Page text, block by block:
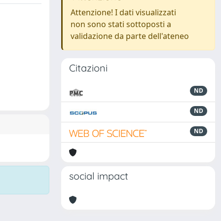
Attenzione! I dati visualizzati
non sono stati sottoposti a
validazione da parte dell'ateneo
Citazioni
ND
ND
ND
social impact